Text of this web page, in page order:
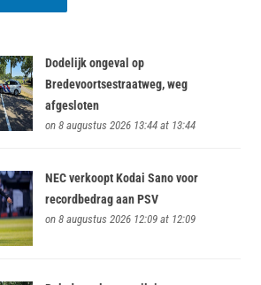
Dodelijk ongeval op
Bredevoortsestraatweg, weg
afgesloten
on 8 augustus 2026 13:44 at 13:44
NEC verkoopt Kodai Sano voor
recordbedrag aan PSV
on 8 augustus 2026 12:09 at 12:09